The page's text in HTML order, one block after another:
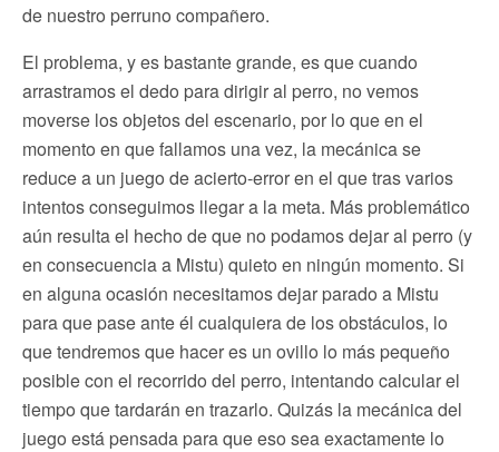
de nuestro perruno compañero.
El problema, y es bastante grande, es que cuando
arrastramos el dedo para dirigir al perro, no vemos
moverse los objetos del escenario, por lo que en el
momento en que fallamos una vez, la mecánica se
reduce a un juego de acierto-error en el que tras varios
intentos conseguimos llegar a la meta. Más problemático
aún resulta el hecho de que no podamos dejar al perro (y
en consecuencia a Mistu) quieto en ningún momento. Si
en alguna ocasión necesitamos dejar parado a Mistu
para que pase ante él cualquiera de los obstáculos, lo
que tendremos que hacer es un ovillo lo más pequeño
posible con el recorrido del perro, intentando calcular el
tiempo que tardarán en trazarlo. Quizás la mecánica del
juego está pensada para que eso sea exactamente lo